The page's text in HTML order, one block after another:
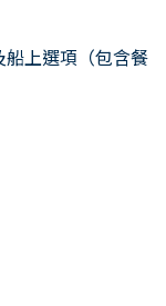
上選項（包含餐